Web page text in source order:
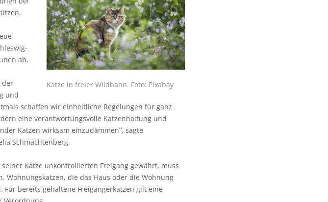
Katze in freier Wildbahn. Foto: Pixabay
ab.
der
und
schaffen wir einheitliche Regelungen für ganz
eine verantwortungsvolle Katzenhaltung und
Katzen wirksam einzudämmen“, sagte
Schmachtenberg.
Katze unkontrollierten Freigang gewährt, muss
Wohnungskatzen, die das Haus oder die Wohnung
bereits gehaltene Freigängerkatzen gilt eine